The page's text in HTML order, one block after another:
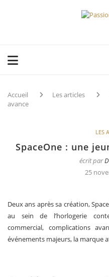
Accueil Les articles
avance
LES
SpaceOne : une
écrit par
25
Deux ans après sa création,
au sein de l’horlogerie
commercial, complications
événements majeurs, la marque